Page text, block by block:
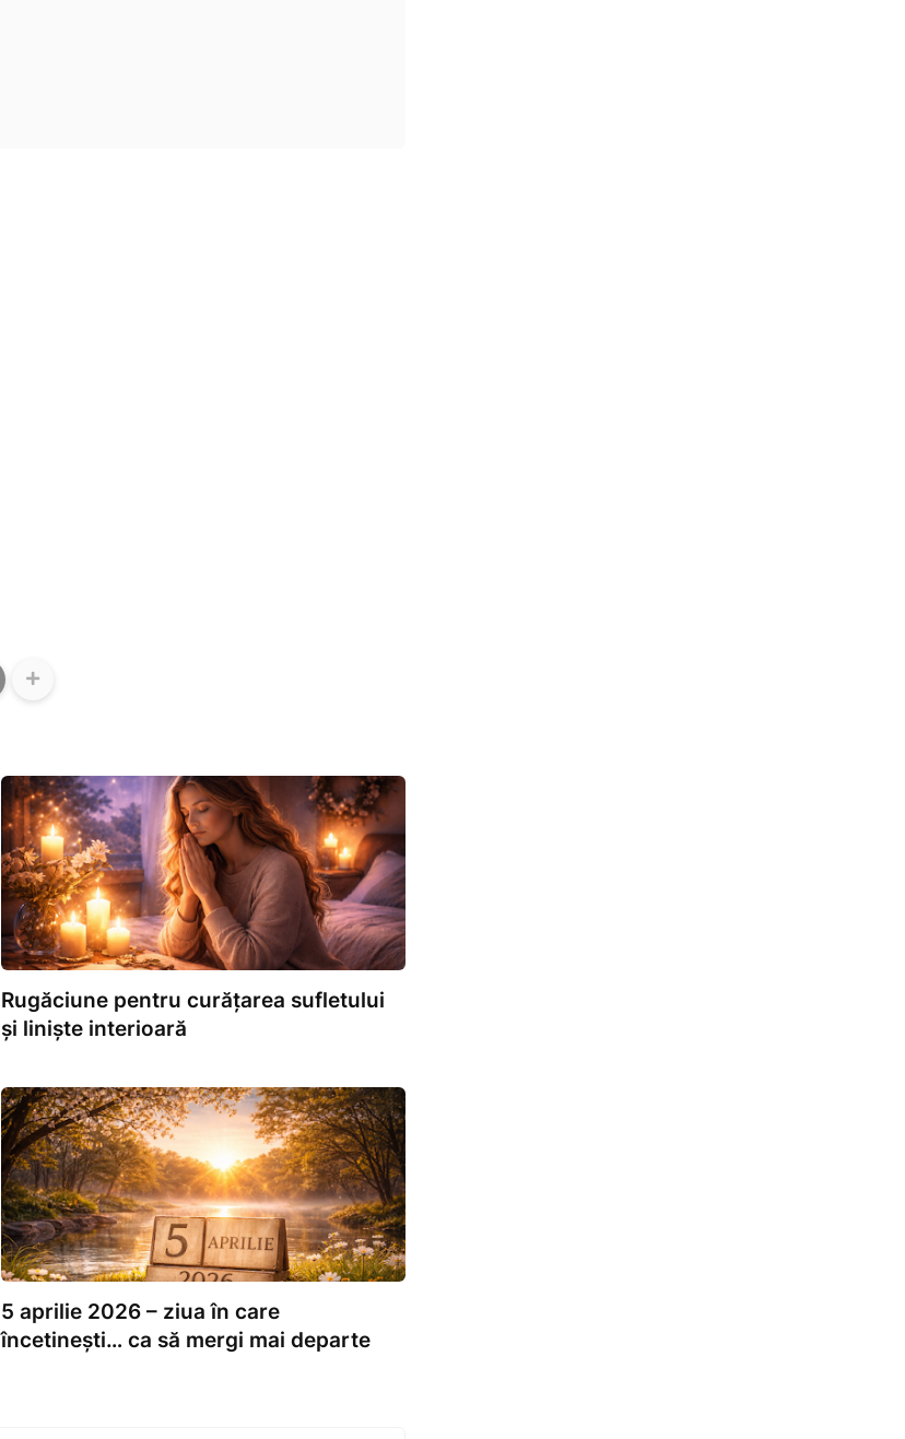
Rugăciune pentru curățarea sufletului
și liniște interioară
5 aprilie 2026 – ziua în care
încetinești… ca să mergi mai departe